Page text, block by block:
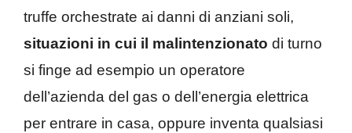
truffe orchestrate ai danni di anziani soli,
situazioni in cui il malintenzionato di turno
si finge ad esempio un operatore
dell’azienda del gas o dell’energia elettrica
per entrare in casa, oppure inventa qualsiasi